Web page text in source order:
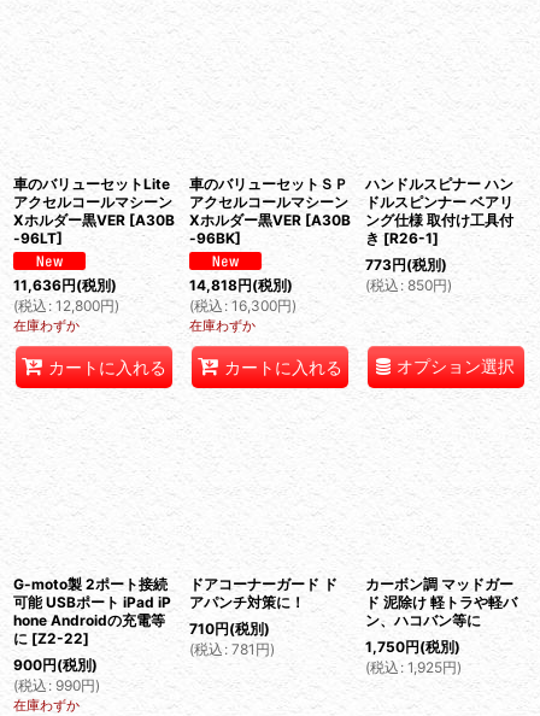
車のバリューセットLite
アクセルコールマシーン
Xホルダー黒VER [A30B
-96LT]
11,636円(税別)
(税込 : 12,800円)
在庫わずか
カートに入れる
車のバリューセットＳＰ
アクセルコールマシーン
Xホルダー黒VER [A30B
-96BK]
14,818円(税別)
(税込 : 16,300円)
在庫わずか
カートに入れる
ハンドルスピナー ハン
ドルスピンナー ベアリ
ング仕様 取付け工具付
き [R26-1]
773円(税別)
(税込 : 850円)
オプション選択
G-moto製 2ポート接続
可能 USBポート iPad iP
hone Androidの充電等
に [Z2-22]
900円(税別)
(税込 : 990円)
在庫わずか
ドアコーナーガード ド
アパンチ対策に！
710円(税別)
(税込 : 781円)
カーボン調 マッドガー
ド 泥除け 軽トラや軽バ
ン、ハコバン等に
1,750円(税別)
(税込 : 1,925円)